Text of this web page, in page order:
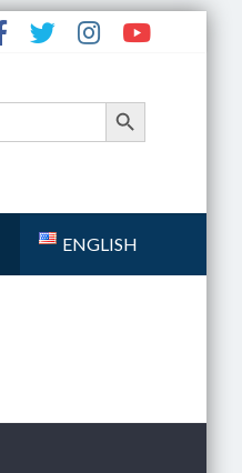
Search Button
ENGLISH